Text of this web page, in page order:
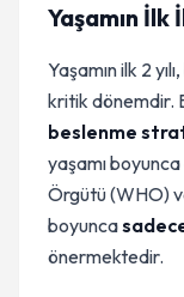
Yaşamın İlk
Yaşamın ilk 2
kritik dönemdir.
beslenme
yaşamı
Örgütü (WHO)
boyunca
önermektedir.